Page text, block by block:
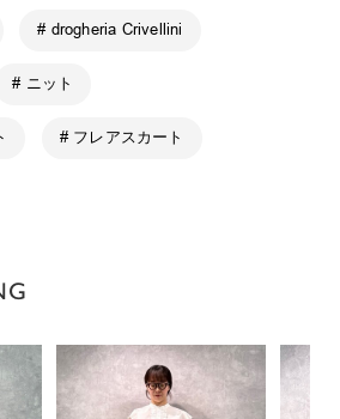
# drogheria Crivellini
# ニット
# フレアスカート